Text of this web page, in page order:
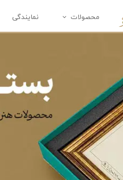
محصولات
هدایای
نمایندگی